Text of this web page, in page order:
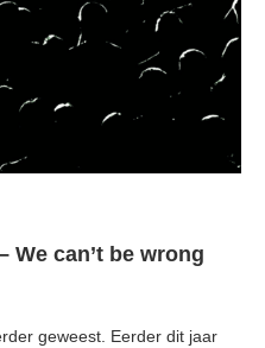
We can’t be wrong
geweest. Eerder dit jaar